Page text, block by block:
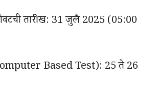
तारीख: 31 जुलै 2025 (05:00
Based Test): 25 ते 26